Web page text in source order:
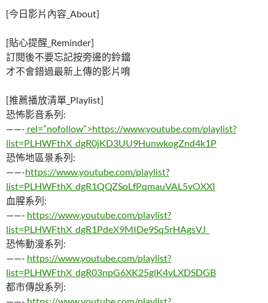
[今日影片內容_About]
[貼心提醒_Reminder]
訂閱後不要忘記按旁邊的鈴鐺
才不會錯過最新上傳的影片唷
[推薦播放清單_Playlist]
恐怖影音系列:
——- rel=”nofollow”>https://www.youtube.com/playlist?
list=PLHWFthX_dgR0jKD3UU9HunwkogZnd4k1P
恐怖地區景系列:
——-https://www.youtube.com/playlist?
list=PLHWFthX_dgR1QQZSoLfPqmauVAL5vOXXI
血腥系列:
——- https://www.youtube.com/playlist?
list=PLHWFthX_dgR1PdeX9MIDe9Sq5rHAgsVJ_
恐怖動漫系列:
——- https://www.youtube.com/playlist?
list=PLHWFthX_dgR03npG6XK25glK4vLXDSDGB
都市傳說系列: